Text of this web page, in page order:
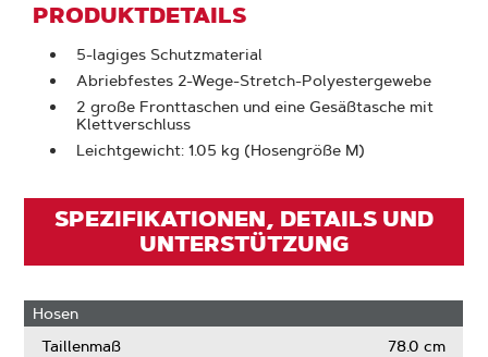
PRODUKTDETAILS
5-lagiges Schutzmaterial
Abriebfestes 2-Wege-Stretch-Polyestergewebe
2 große Fronttaschen und eine Gesäßtasche mit
Klettverschluss
Leichtgewicht: 1.05 kg (Hosengröße M)
SPEZIFIKATIONEN, DETAILS UND
UNTERSTÜTZUNG
Hosen
Taillenmaß
78.0 cm